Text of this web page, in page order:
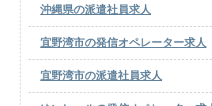
沖縄県の派遣社員求人
宜野湾市の発信オペレーター求人
宜野湾市の派遣社員求人